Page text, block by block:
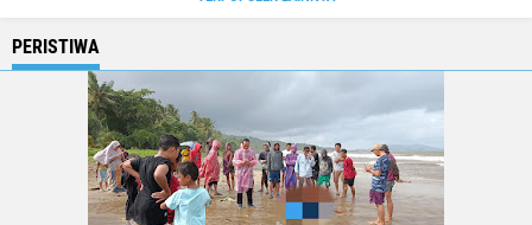
PERISTIWA